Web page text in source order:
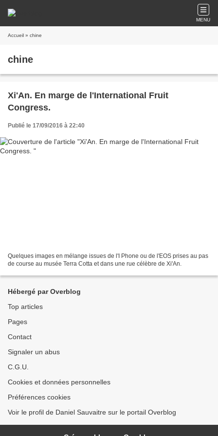
MENU
Accueil » chine
chine
Xi'An. En marge de l'International Fruit
Congress.
Publié le 17/09/2016 à 22:40
Quelques images en mélange issues de l'I Phone ou de l'EOS prises au pas
de course au musée Terra Cotta et dans une rue célèbre de Xi'An.
Hébergé par Overblog
Top articles
Pages
Contact
Signaler un abus
C.G.U.
Cookies et données personnelles
Préférences cookies
Voir le profil de Daniel Sauvaitre sur le portail Overblog